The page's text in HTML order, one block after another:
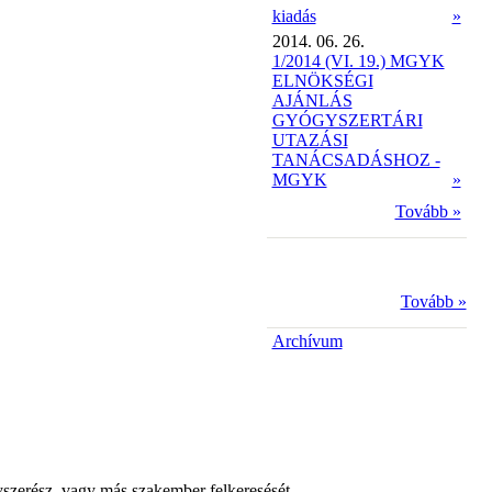
kiadás
»
2014. 06. 26.
1/2014 (VI. 19.) MGYK
ELNÖKSÉGI
AJÁNLÁS
GYÓGYSZERTÁRI
UTAZÁSI
TANÁCSADÁSHOZ -
MGYK
»
Tovább »
Tovább »
Archívum